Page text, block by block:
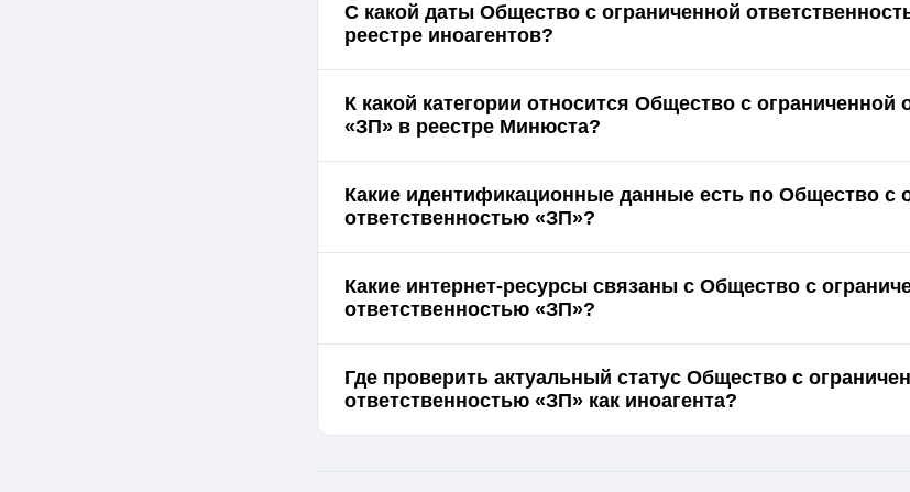
С какой даты Общество с ограниченной
реестре иноагентов?
К какой категории относится Общество с ограниченной
«ЗП» в реестре Минюста?
Какие идентификационные данные есть по Общество с
ответственностью «ЗП»?
Какие интернет-ресурсы связаны с Общество с
ответственностью «ЗП»?
Где проверить актуальный статус Общество с
ответственностью «ЗП» как иноагента?